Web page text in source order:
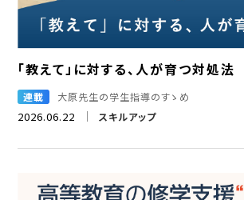
「教えて」に対する、人が育つ対処法
2026.06.22 スキルアップ
連載 大原先生の学生指導のすゝめ